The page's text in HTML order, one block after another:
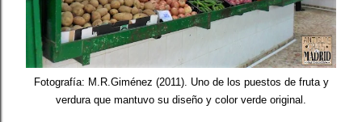
Fotografía: M.R.Giménez (2011). Uno de los puestos de fruta y
verdura que mantuvo su diseño y color verde original.